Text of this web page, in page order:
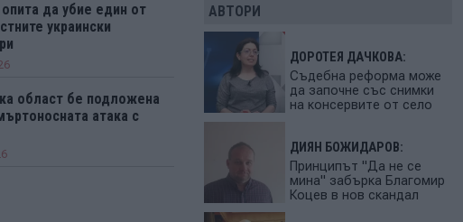
да убие един от
украински
област бе подложена
атака с
АВТОРИ
ДОРОТЕЯ ДАЧКОВА:
Съдебна реформа може
да започне със снимки
на консервите от село
ДИЯН БОЖИДАРОВ:
Принципът "Да не се
мина" забърка Благомир
Коцев в нов скандал